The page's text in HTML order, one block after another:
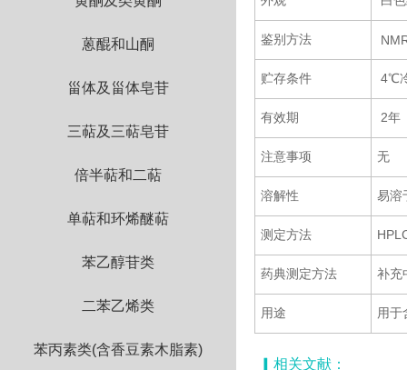
蒽醌和山酮
甾体及甾体皂苷
三萜及三萜皂苷
倍半萜和二萜
单萜和环烯醚萜
苯乙醇苷类
二苯乙烯类
苯丙素类(含香豆素木脂素)
4℃
2年
无
鉴别方法
贮存条件
有效期
注意事项
溶解性 易溶
测定方法
药典测定方法 补充
用途 用于
▎相关文献：